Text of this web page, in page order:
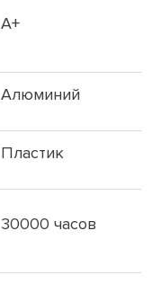
А+
Алюминий
Пластик
30000 часов